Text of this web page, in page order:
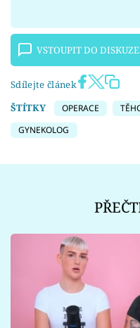
VSTOUPIT DO DISKUZE
Sdílejte článek
ŠTÍTKY
OPERACE
GYNEKOLOG